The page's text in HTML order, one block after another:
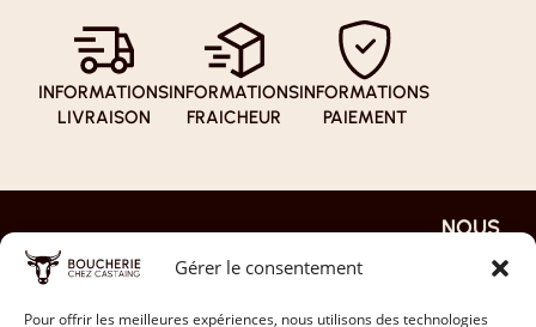
Gérer le consentement
Pour offrir les meilleures expériences, nous utilisons des technologies
INFORMATIONS
LIVRAISON
INFORMATIONS
FRAICHEUR
INFORMATIONS
PAIEMENT
PAGES
BOUTI
NOS
SAVOI
LA FAQ
NOUS